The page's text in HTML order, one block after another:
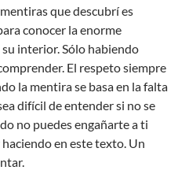
que descubrí es
conocer la enorme
interior. Sólo habiendo
El respeto siempre
la mentira se basa en la falta
difícil de entender si no se
no puedes engañarte a ti
en este texto. Un